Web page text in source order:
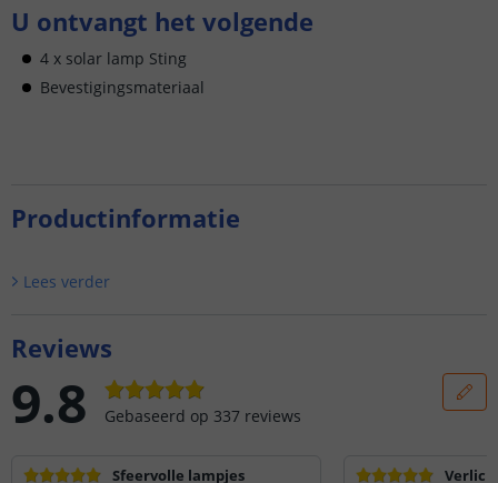
U ontvangt het volgende
4 x solar lamp Sting
Bevestigingsmateriaal
Productinformatie
Lees verder
Reviews
9.8 Gebaseerd op 337 reviews
Sfeervolle lampjes